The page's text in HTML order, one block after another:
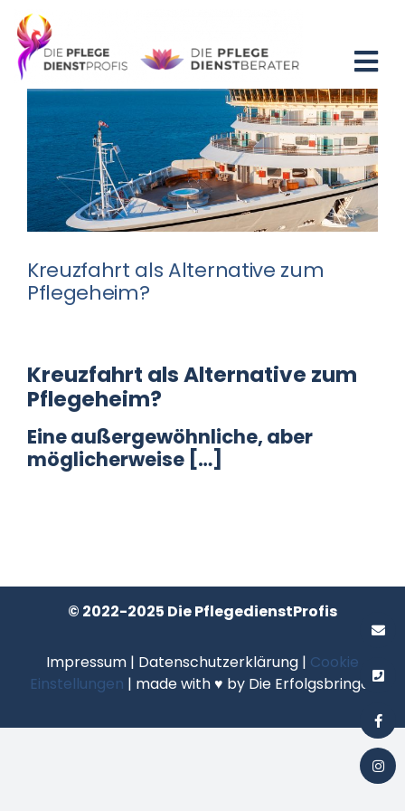
Zum
Inhalt
springen
Home
Blog
Existenzgründung
Beratung
Datenschutz
Kreuzfahrt als Alternative zum
Pflegeheim?
Kreuzfahrt als Alternative zum
Pflegeheim?
Eine außergewöhnliche, aber
möglicherweise […]
© 2022-2025 Die PflegedienstProfis
Impressum | Datenschutzerklärung | Cookie
Einstellungen | made with ♥ by Die Erfolgsbringer